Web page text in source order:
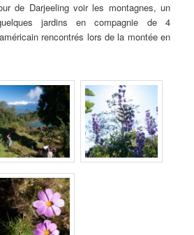
de Darjeeling voir les montagnes, un
jardins en compagnie de 4
rencontrés lors de la montée en